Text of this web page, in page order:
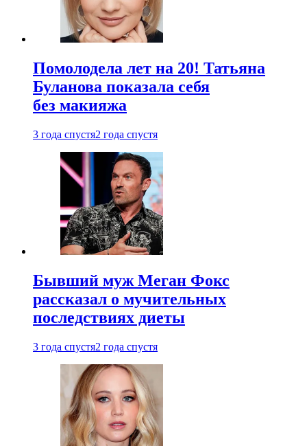
Помолодела лет на 20! Татьяна
Буланова показала себя
без макияжа
3 года спустя2 года спустя
Бывший муж Меган Фокс
рассказал о мучительных
последствиях диеты
3 года спустя2 года спустя